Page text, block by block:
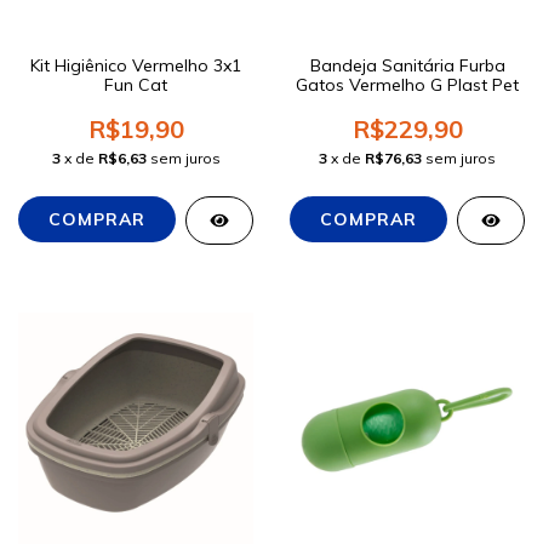
Kit Higiênico Vermelho 3x1
Fun Cat
R$19,90
3 x de R$6,63 sem juros
Bandeja Sanitária Furba
Gatos Vermelho G Plast Pet
R$229,90
3 x de R$76,63 sem juros